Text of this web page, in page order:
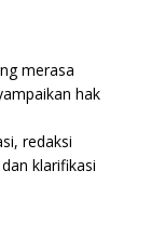
merasa
hak
redaksi
klarifikasi